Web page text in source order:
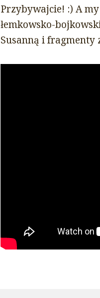
Przybywajcie! :) A
łemkowsko-
Susanną i fragmenty